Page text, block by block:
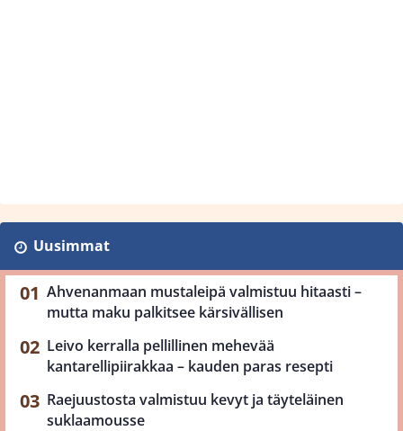
Uusimmat
Ahvenanmaan mustaleipä valmistuu hitaasti –
mutta maku palkitsee kärsivällisen
Leivo kerralla pellillinen mehevää
kantarellipiirakkaa – kauden paras resepti
Raejuustosta valmistuu kevyt ja täyteläinen
suklaamousse